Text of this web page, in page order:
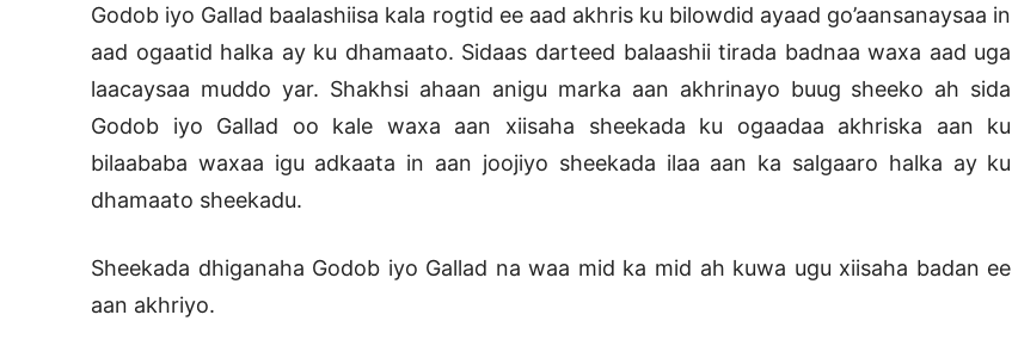
Godob iyo Gallad baalashiisa kala rogtid ee aad akhris ku bilowdid ayaad go’aansanaysaa in
aad ogaatid halka ay ku dhamaato. Sidaas darteed balaashii tirada badnaa waxa aad uga
laacaysaa muddo yar. Shakhsi ahaan anigu marka aan akhrinayo buug sheeko ah sida
Godob iyo Gallad oo kale waxa aan xiisaha sheekada ku ogaadaa akhriska aan ku
bilaababa waxaa igu adkaata in aan joojiyo sheekada ilaa aan ka salgaaro halka ay ku
dhamaato sheekadu.
Sheekada dhiganaha Godob iyo Gallad na waa mid ka mid ah kuwa ugu xiisaha badan ee
aan akhriyo.